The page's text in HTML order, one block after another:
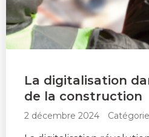
La digitalisation
de la construction
2 décembre 2024